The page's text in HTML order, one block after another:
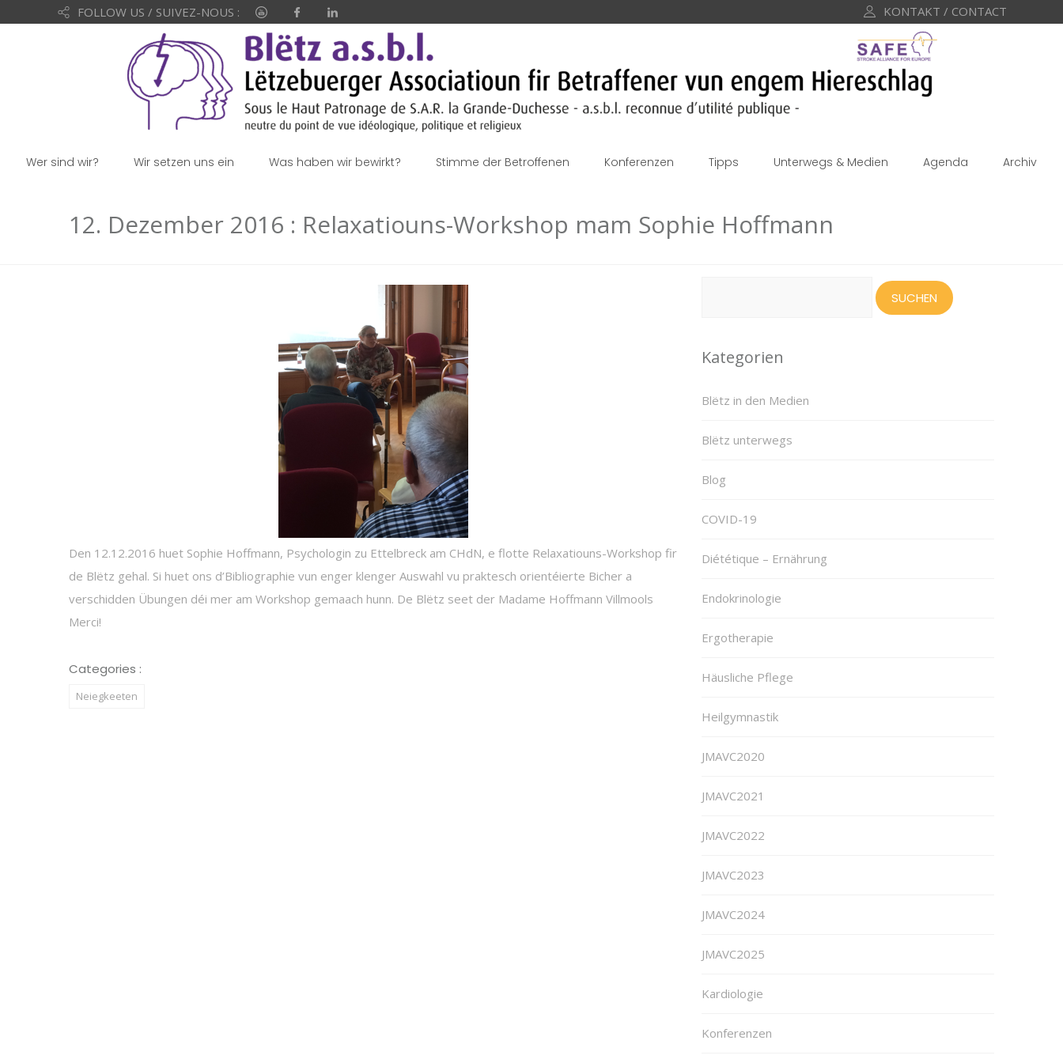
FOLLOW US / SUIVEZ-NOUS : KONTAKT / CONTACT
Wer sind wir? Wir setzen uns ein Was haben wir bewirkt? Stimme der Betroffenen Konferenzen Tipps Unterwegs & Medien Agenda Archiv
12. Dezember 2016 : Relaxatiouns-Workshop mam Sophie Hoffmann
Den 12.12.2016 huet Sophie Hoffmann, Psychologin zu Ettelbreck am CHdN, e flotte Relaxatiouns-Workshop fir
de Blëtz gehal. Si huet ons d’Bibliographie vun enger klenger Auswahl vu praktesch orientéierte Bicher a
verschidden Übungen déi mer am Workshop gemaach hunn. De Blëtz seet der Madame Hoffmann Villmools
Merci!
Categories :
Neiegkeeten
Kategorien
Blëtz in den Medien
Blëtz unterwegs
Blog
COVID-19
Diététique – Ernährung
Endokrinologie
Ergotherapie
Häusliche Pflege
Heilgymnastik
JMAVC2020
JMAVC2021
JMAVC2022
JMAVC2023
JMAVC2024
JMAVC2025
Kardiologie
Konferenzen